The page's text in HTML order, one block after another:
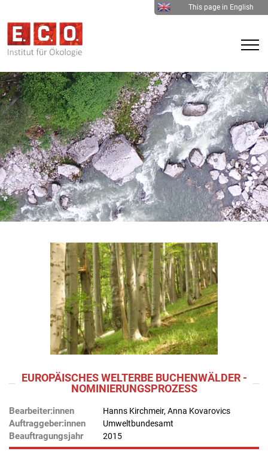
This page in English
EUROPÄISCHES WELTERBE BUCHENWÄLDER -
NOMINIERUNGSPROZESS
Bearbeiter:innen Hanns Kirchmeir, Anna Kovarovics
Auftraggeber:innen Umweltbundesamt
Beauftragungsjahr 2015